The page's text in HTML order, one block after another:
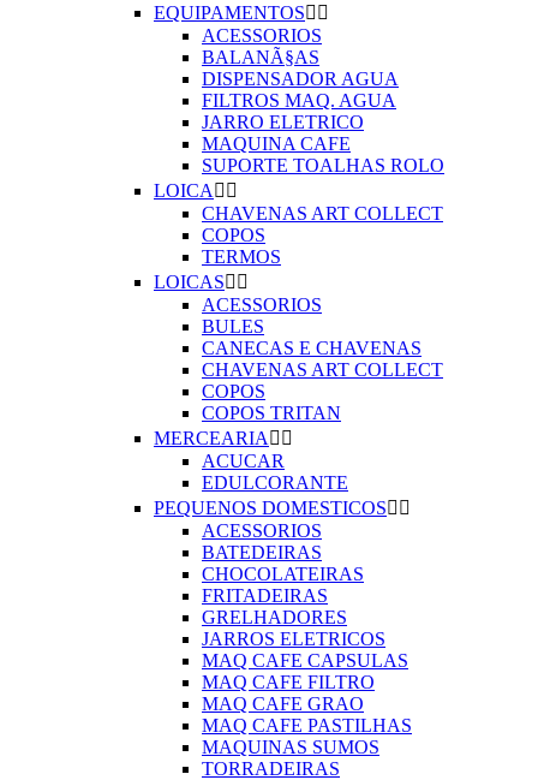
EQUIPAMENTOS 
ACESSORIOS
BALANÃ§AS
DISPENSADOR AGUA
FILTROS MAQ. AGUA
JARRO ELETRICO
MAQUINA CAFE
SUPORTE TOALHAS ROLO
LOICA  
CHAVENAS ART COLLECT
COPOS
TERMOS
LOICAS 
ACESSORIOS
BULES
CANECAS E CHAVENAS
CHAVENAS ART COLLECT
COPOS
COPOS TRITAN
MERCEARIA  
ACUCAR
EDULCORANTE
PEQUENOS DOMESTICOS 
ACESSORIOS
BATEDEIRAS
CHOCOLATEIRAS
FRITADEIRAS
GRELHADORES
JARROS ELETRICOS
MAQ CAFE CAPSULAS
MAQ CAFE FILTRO
MAQ CAFE GRAO
MAQ CAFE PASTILHAS
MAQUINAS SUMOS
TORRADEIRAS